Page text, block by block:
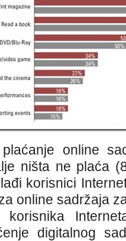
online
ništa ne plaća
korisnici
online sadržaja
korisnika
digitalnog